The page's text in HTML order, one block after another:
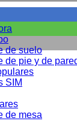
de suelo
de pie y de
SIM
de mesa